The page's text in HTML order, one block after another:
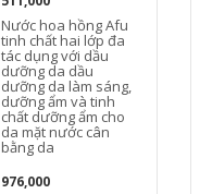
Nước hoa hồng Afu
tinh chất hai lớp đa
tác dụng với dầu
dưỡng da dầu
dưỡng da làm sáng,
dưỡng ẩm và tinh
chất dưỡng ẩm cho
da mặt nước cân
bằng da
976,000